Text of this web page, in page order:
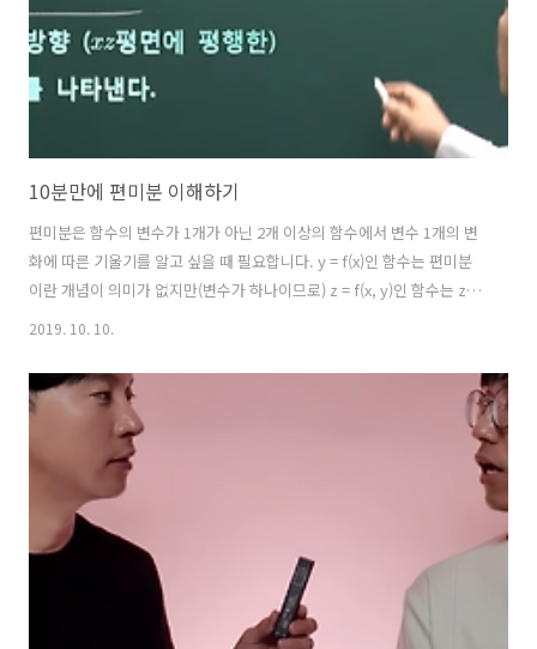
크의 네이버 앱을 떠올..
10분만에 편미분 이해하기
편미분은 함수의 변수가 1개가 아닌 2개 이상의 함수에서 변수 1개의 변
화에 따른 기울기를 알고 싶을 때 필요합니다. y = f(x)인 함수는 편미분
이란 개념이 의미가 없지만(변수가 하나이므로) z = f(x, y)인 함수는 z값
에 영향을 끼치는 변수가 x, y 두 개이므로 x, y 두 개의 변수가 제각각으
입니다. 예를 들어, 여자 친구랑 싸웠는데 이 친구가 무엇때문에 그런지
알고 싶다면 그리 간단하지 않을 것입니다. 날씨 때문일수도 있고, 빌려
준 돈을 안갚아서 그럴 수도 있고, 집에 일이 있을 수도 있습니다. 아니면
아침에 무심코 한 말 때문일 수도 있습니다. 이렇게 변수가 많으면 여자
친구와 싸웠을 때 뭐가 얼마나 문제의 원인이..
2019. 10. 10.